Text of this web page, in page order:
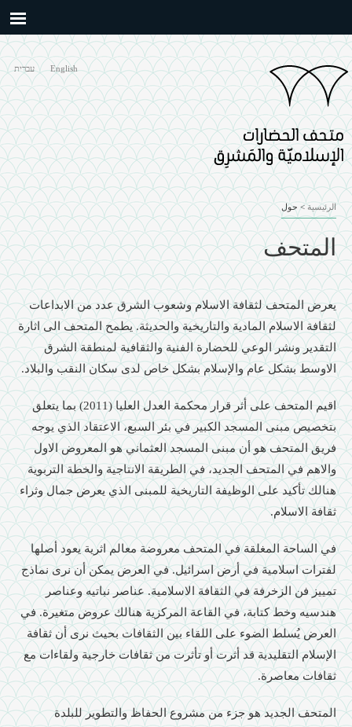
main
content
English עברית
الرئيسية> حول
المتحف
يعرض المتحف لثقافة الاسلام وشعوب الشرق عدد من الابداعات
لثقافة الاسلام المادية والتاريخية والحديثة. يطمح المتحف الى اثارة
التقدير ونشر الوعي للحضارة الفنية والثقافية لمنطقة الشرق
الاوسط بشكل عام والإسلام بشكل خاص لدى سكان النقب والبلاد.
اقيم المتحف على أثر قرار محكمة العدل العليا (2011) بما يتعلق
بتخصيص مبنى المسجد الكبير في بئر السبع، الاعتقاد الذي يوجه
فريق المتحف هو أن مبنى المسجد العثماني هو المعروض الاول
والاهم في المتحف الجديد، في الطريقة الانتاجية والخطة التربوية
هنالك تأكيد على الوظيفة التاريخية للمبنى الذي يعرض جمال وثراء
ثقافة الاسلام.
في الساحة المغلقة في المتحف معروضة معالم اثرية يعود أصلها
لفترات اسلامية في أرض اسرائيل. في العرض يمكن أن نرى نماذج
تمييز فن الزخرفة في الثقافة الاسلامية. عناصر نباتيه وعناصر
هندسيه وخط كتابة، في القاعة المركزية هنالك عروض متغيرة. في
العرض يُسلط الضوء على اللقاء بين الثقافات بحيث نرى أن ثقافة
الإسلام التقليدية قد أثرت أو تأثرت من ثقافات خارجية ولقاءات مع
ثقافات معاصرة.
المتحف الجديد هو جزء من مشروع الحفاظ والتطوير للبلدة